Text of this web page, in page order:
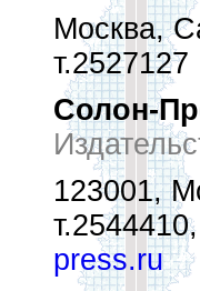
Москва,
т.2527127
Солон-
123001,
press.ru